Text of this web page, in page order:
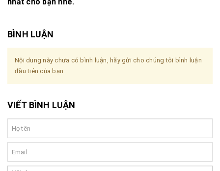
BÌNH LUẬN
Nội dung này chưa có bình luận, hãy gửi cho chúng tôi bình luận
đầu tiên của bạn.
VIẾT BÌNH LUẬN